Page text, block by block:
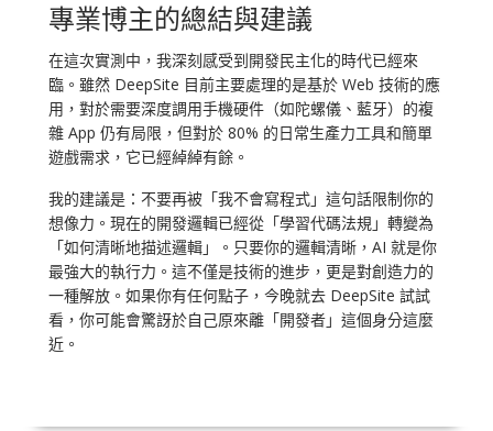
專業博主的總結與建議
在這次實測中，我深刻感受到開發民主化的時代已經來
臨。雖然 DeepSite 目前主要處理的是基於 Web 技術的應
用，對於需要深度調用手機硬件（如陀螺儀、藍牙）的複
雜 App 仍有局限，但對於 80% 的日常生產力工具和簡單
遊戲需求，它已經綽綽有餘。
我的建議是：不要再被「我不會寫程式」這句話限制你的
想像力。現在的開發邏輯已經從「學習代碼法規」轉變為
「如何清晰地描述邏輯」。只要你的邏輯清晰，AI 就是你
最強大的執行力。這不僅是技術的進步，更是對創造力的
一種解放。如果你有任何點子，今晚就去 DeepSite 試試
看，你可能會驚訝於自己原來離「開發者」這個身分這麼
近。